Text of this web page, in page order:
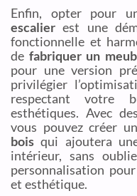
Enfin, opter pour
escalier est une
fonctionnelle et
de fabriquer un
pour une version
privilégier
respectant votre
esthétiques. Avec
vous pouvez créer un
bois qui ajoutera
intérieur, sans
personnalisation
et esthétique.